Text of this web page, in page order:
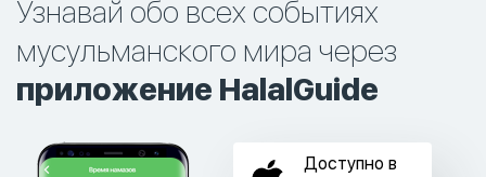
Узнавай обо всех событиях
мусульманского мира через
приложение HalalGuide
Доступно в